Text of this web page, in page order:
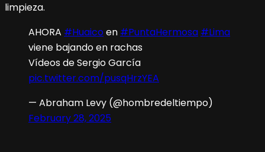
limpieza.
AHORA #Huaico en #PuntaHermosa #Lima
viene bajando en rachas
Vídeos de Sergio García
pic.twitter.com/pusqHrzYEA
— Abraham Levy (@hombredeltiempo)
February 28, 2025